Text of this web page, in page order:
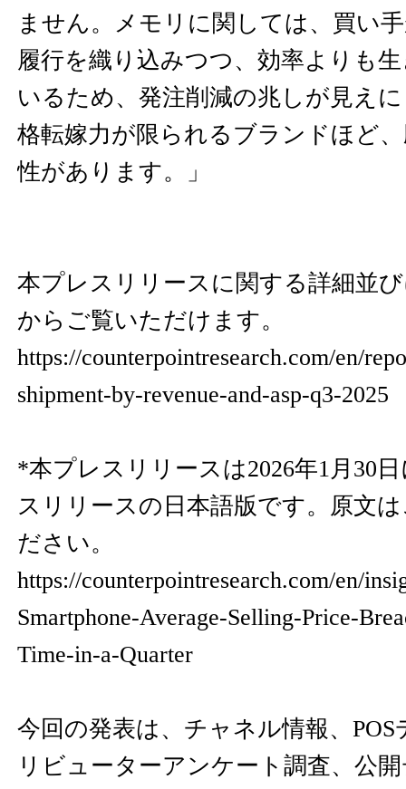
ません。メモリに関しては、買い
履行を織り込みつつ、効率よりも
いるため、発注削減の兆しが見え
格転嫁力が限られるブランドほど
性があります。」
本プレスリリースに関する詳細並
からご覧いただけます。
https://counterpointresearch.com/en/
shipment-by-revenue-and-asp-q3-2025
*本プレスリリースは2026年1月30
スリリースの日本語版です。原文
ださい。
https://counterpointresearch.com/en/
Smartphone-Average-Selling-Price-
Time-in-a-Quarter
今回の発表は、チャネル情報、
リビューターアンケート調査、公